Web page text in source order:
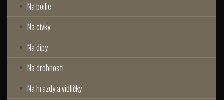
Na boilie
Na cívky
Na dipy
Na drobnosti
Na hrazdy a vidličky